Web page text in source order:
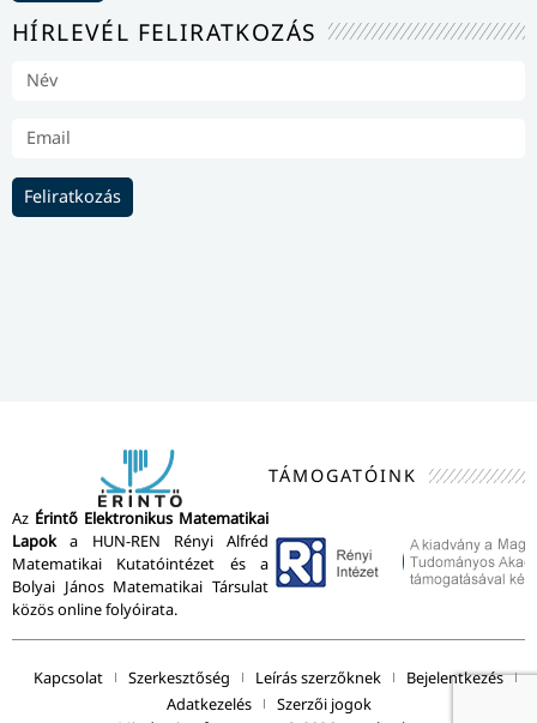
HÍRLEVÉL FELIRATKOZÁS
Feliratkozás
Az Érintő Elektronikus Matematikai
Lapoka HUN-REN Rényi Alfréd
Matematikai Kutatóintézet és a
Bolyai János Matematikai Társulat
közös online folyóirata.
TÁMOGATÓINK
Kapcsolat Szerkesztőség Leírás szerzőknek
Bejelentkezés
Adatkezelés
Szerzői jogok